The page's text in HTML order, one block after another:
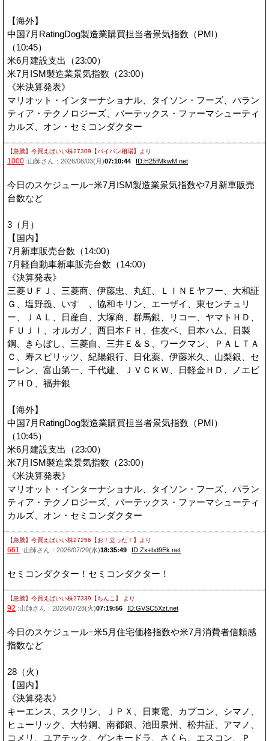
【海外】
中国7月RatingDog製造業購買担当者景気指数（PMI）
（10:45）
米6月建設支出（23:00）
米7月ISM製造業景気指数（23:00）
《米決算発表》
マリオット・インターナショナル、タイソン・フーズ、パラン
ティア・テクノロジーズ、バーテックス・ファーマシューティ
カルズ、オン・セミコンダクター
【急騰】今買えばいい株27309【パイパン相場】 より
1000 :山師さん：2026/08/03(月)07:10:44 ID:H25fMkwM.net
今日のスケジュール−米7月ISM製造業景気指数や7月新車販売
台数など
3（月）
【国内】
7月新車販売台数（14:00）
7月軽自動車新車販売台数（14:00）
《決算発表》
三菱ＵＦＪ、三菱商、伊藤忠、丸紅、ＬＩＮＥヤフー、大和証
Ｇ、塩野義、いすゞ、協和キリン、エーザイ、東センチュリ
ー、ＪＡＬ、日産自、大塚商、群馬銀、リコー、ヤマトＨＤ、
ＦＵＪＩ、オルガノ、西日本ＦＨ、住友ベ、日本ハム、日製
鋼、きらぼし、三菱自、三井Ｅ＆Ｓ、ワークマン、ＰＡＬＴＡ
Ｃ、寿スピリッツ、紀陽銀行、日化薬、伊藤米久、山梨銀、セ
ーレン、富山第一、千代建、ＪＶＣＫＷ、日軽金ＨＤ、ノエビ
アＨＤ、福井銀
【海外】
中国7月RatingDog製造業購買担当者景気指数（PMI）
（10:45）
米6月建設支出（23:00）
米7月ISM製造業景気指数（23:00）
《米決算発表》
マリオット・インターナショナル、タイソン・フーズ、パラン
ティア・テクノロジーズ、バーテックス・ファーマシューティ
カルズ、オン・セミコンダクター
【急騰】今買えばいい株27256【お！立った！】 より
661 :山師さん：2026/07/29(水)18:35:49 ID:Zx+bd9Ek.net
セミコンダクター！セミコンダクター！
【急騰】今買えばいい株27339【ちんこ】 より
92 :山師さん：2026/07/28(火)07:19:56 ID:GVSC5Xzt.net
今日のスケジュール−米5月住宅価格指数や米7月消費者信頼感
指数など
28（火）
【国内】
《決算発表》
キーエンス、スクリン、ＪＰＸ、日東電、カプコン、シマノ、
ヒューリック、大特鋼、南都銀、池田泉州、松井証、アマノ、
コメリ、ユアテック、ゲンキードラ、さくら、エスコン、Ｐ